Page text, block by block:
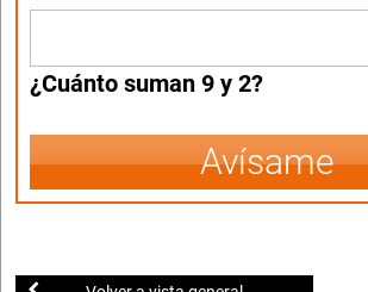
¿Cuánto suman 9 y 2?
Avísame